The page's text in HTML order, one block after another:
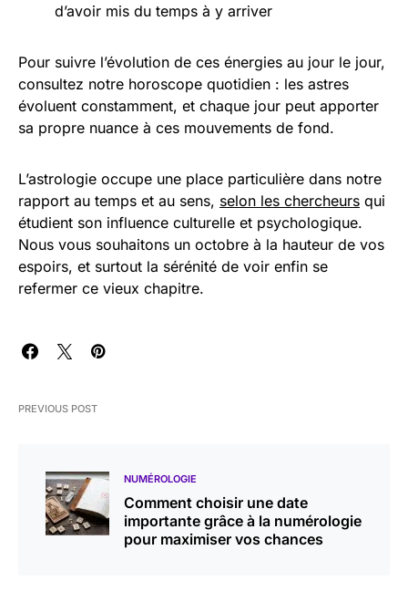
d’avoir mis du temps à y arriver
Pour suivre l’évolution de ces énergies au jour le jour,
consultez notre horoscope quotidien : les astres
évoluent constamment, et chaque jour peut apporter
sa propre nuance à ces mouvements de fond.
L’astrologie occupe une place particulière dans notre
rapport au temps et au sens, selon les chercheurs qui
étudient son influence culturelle et psychologique.
Nous vous souhaitons un octobre à la hauteur de vos
espoirs, et surtout la sérénité de voir enfin se
refermer ce vieux chapitre.
PREVIOUS POST
NUMÉROLOGIE
Comment choisir une date
importante grâce à la numérologie
pour maximiser vos chances